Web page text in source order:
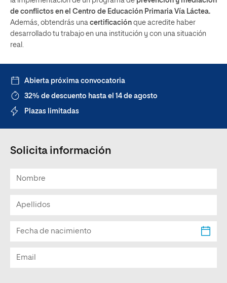
de conflictos en el Centro de Educación Primaria Vía Láctea.
Además, obtendrás una certificación que acredite haber
desarrollado tu trabajo en una institución y con una situación
real.
Abierta próxima convocatoria
32% de descuento hasta el 14 de agosto
Plazas limitadas
Solicita información